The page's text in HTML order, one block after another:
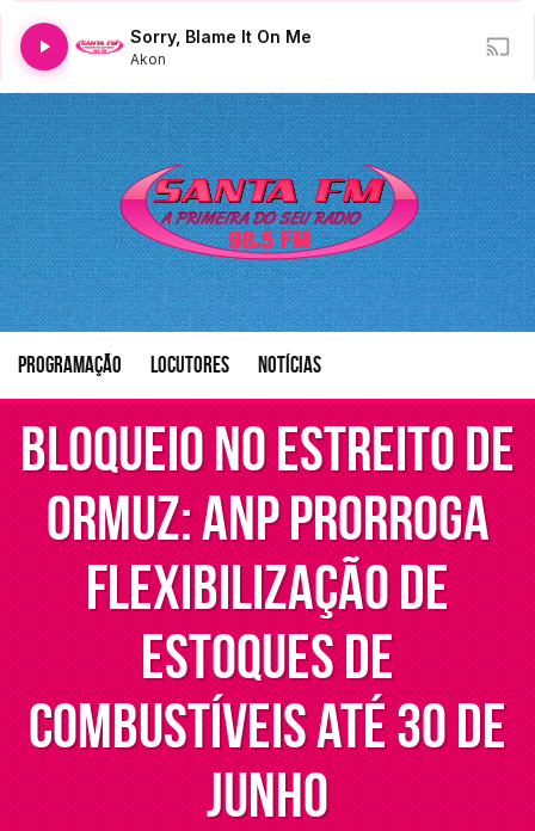
Sorry, Blame It On Me
Akon
Programação Locutores Notícias
Bloqueio no Estreito de
Ormuz: ANP prorroga
flexibilização de
estoques de
combustíveis até 30 de
junho